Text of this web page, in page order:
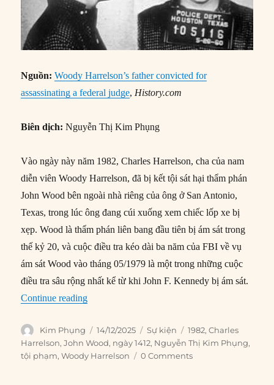
Nguồn:Woody Harrelson’s father convicted for
assassinating a federal judge, History.com
Biên dịch: Nguyễn Thị Kim Phụng
Vào ngày này năm 1982, Charles Harrelson, cha của nam
diễn viên Woody Harrelson, đã bị kết tội sát hại thẩm phán
John Wood bên ngoài nhà riêng của ông ở San Antonio,
Texas, trong lúc ông đang cúi xuống xem chiếc lốp xe bị
xẹp. Wood là thẩm phán liên bang đầu tiên bị ám sát trong
thế kỷ 20, và cuộc điều tra kéo dài ba năm của FBI về vụ
ám sát Wood vào tháng 05/1979 là một trong những cuộc
điều tra sâu rộng nhất kể từ khi John F. Kennedy bị ám sát.
Continue reading“14/12/1982: Cha của Woody Harrelson bị kết
Author
Kim Phụng
Posted
on
14/12/2025 Categories
Sự kiện Tags
1982,Charles
Harrelson,John Wood, ngày 1412, Nguyễn Thị Kim Phụng,
tội phạm,Woody Harrelson 0 Comments